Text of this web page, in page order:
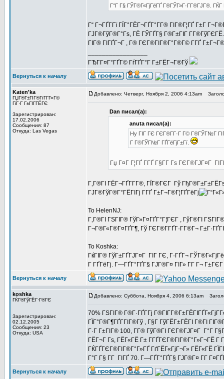
Г°Г Г§ ГЎГ®Г«ГјГёГҐ Г®ГЎГ»Г·Г­Г®ГЈГ®.
Г“ Г¬ГҐГ­Гї ГЇГ°ГЁГ¬ГҐГ°Г­Г® ГІГ®Г¦ГҐ Г±Г
ГЈГ®ГўГ®Г°Гѕ, ГЁ ГЎГҐГ§ Г®Г±ГІГ
ГІГ® ГІГҐГ¬Г , Г® ГЄГ®ГІГ®Г°Г®Г© Г­ГҐ
ГЂГ­Г¤Г°ГҐГ© ГѓГҐГ°Г Г±ГЁГ¬Г®Гў
Вернуться к началу
Katen'ka
ГЏГ®Г±ГІГ®ГїГ­Г­Г»Г©
ГіГ·Г Г±ГІГ­ГЁГЄ
Зарегистрирован:
17.02.2006
Сообщения: 87
Откуда: Las Vegas
Добавлено: Четверг, Ноября 2, 2006 4:13am
Dan писал(а):
anuta писал(а):
Hy ГІГ ГЄ ГЄГ®Г­Г·Г Г© Г®ГЎГ№Г
Г Г®ГЎГ№Г ГҐГёГјГ±Гї.
Гџ Г¤Г Г¦ГҐ Г­ГҐ Г§Г­Г Гѕ ГЄГ®ГЈГ¤Г
Г‚Г®ГІ ГЁГ¬ГҐГ­Г­Г®, ГЇГ®ГЄГ Гў
ГЈГ®ГўГ®Г°ГЁГІГј Г­ГҐ Г±Г¬Г®Г¦ГҐГёГј
To HelenNJ:
Г‚Г®ГІ ГЅГІГ® ГўГ»Г¤ГҐГ°Г¦ГЄГ , ГўГ®ГІ
Г¬Г®Г«Г®Г¤ГҐГ¶, Гў ГЄГ®Г­ГҐГ·Г­Г®Г¬
To Koshka:
ГќГІГ® ГўГ±ГҐГЈГ¤Г ГІГ ГЄ, Г·ГҐГ¬
Г ГҐГёГј. Г—ГҐГ°ГҐГ§ ГЈГ®Г¤ ГІГ» Г­Г Г¬
Вернуться к началу
koshka
ГЌГ®ГўГЁГ·Г®ГЄ
Зарегистрирован:
02.12.2005
Сообщения: 23
Откуда: USA
Добавлено: Суббота, Ноября 4, 2006 6:13am
70% ГЅГІГ® Г®Г·ГҐГ­Гј
ГЇГ°Г®Г¶ГҐГ­ГІГ®Гў , Г§Г ГўГЁГ±ГЁГІ Г®ГІ
Г·Г Г±ГІГ® 100, Г­Г® ГўГ®ГІ ГЄГ®ГЈГ¤Г Г°Г
ГЁГ¬Г Гѕ, ГЁГ«ГЁ Г± Г­ГҐГЄГ®ГІГ®Г°Г»Г¬ГЁ Г
ГЌГҐГЄГ®ГІГ®Г°Г»ГҐ ГґГЁГ«ГјГ¬Г» ГЁГ«ГЁ
Г°Г Г§ Г­Г ГІГҐ 70. Г—ГҐГ°ГҐГ§ ГЈГ®Г¤ Г­Г
Вернуться к началу